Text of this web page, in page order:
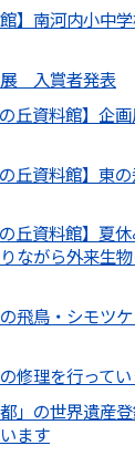
】南河内小中
展 入賞者発表
の丘資料館】企
の丘資料館】東
丘資料館】夏
ながら外来生
飛鳥・シモツ
修理を行ってい
都」の世界遺産
ます